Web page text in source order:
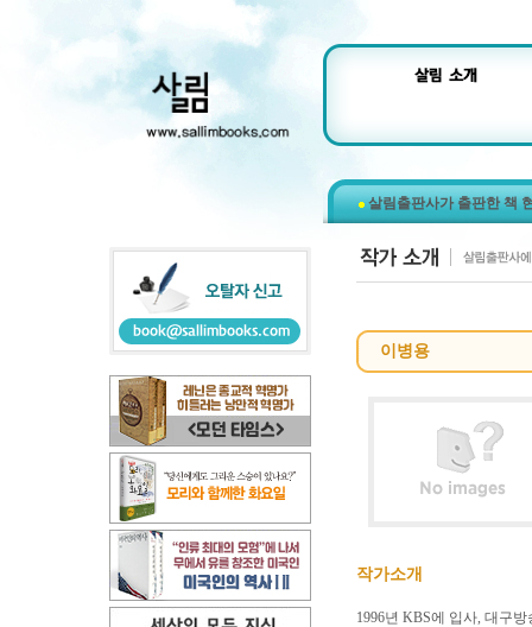
살림출판사가 출판한 책
이병용
작가소개
1996년 KBS에 입사, 대구